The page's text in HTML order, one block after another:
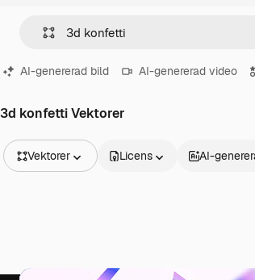
AI-genererad bild AI-genererad video
3d konfetti Vektorer
Vektorer
Videor
Licens AI-